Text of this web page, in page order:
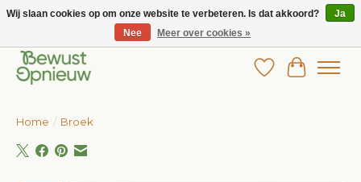
Wij bieden het grootste aanbod in betaalbare kinderkleding!
Verlanglijst
Home / Broek
Wij slaan cookies op om onze website te verbeteren. Is dat akkoord?
Ja
Nee
Meer over cookies »